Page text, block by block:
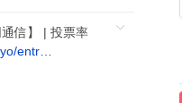
信】 | 投票率
entr…